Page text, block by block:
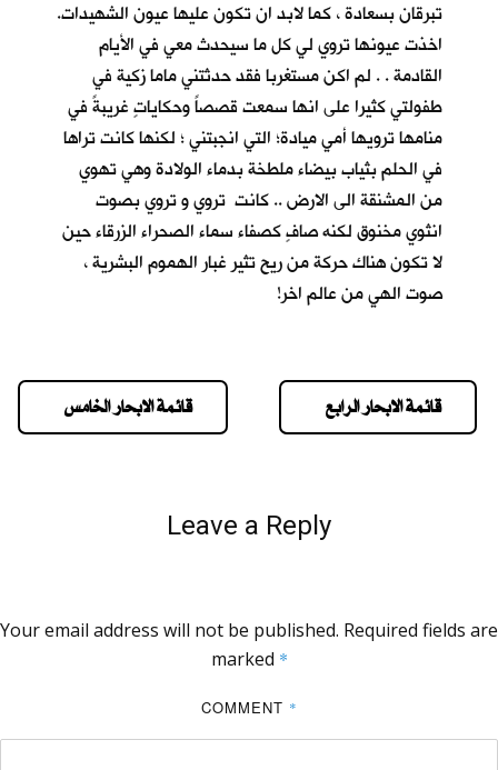
تبرقان بسعادة ، كما لابد ان تكون عليها عيون الشهيدات.
اخذت عيونها تروي لي كل ما سيحدث معي في الأيام
القادمة . . لم اكن مستغربا فقد حدثتني ماما زكية في
طفولتي كثيرا على انها سمعت قصصاً وحكاياتٍ غريبةً في
منامها ترويها أمي ميادة؛ التي انجبتني ؛ لكنها كانت تراها
في الحلم بثياب بيضاء ملطخة بدماء الولادة وهي تهوي
من المشنقة الى الارض .. كانت تروي و تروي بصوت
انثوي مخنوق لكنه صافٍ كصفاء سماء الصحراء الزرقاء حين
لا تكون هناك حركة من ريح تثير غبار الهموم البشرية ،
صوت الهي من عالم اخر!
قائمة الابحار الخامس قائمة الابحار الرابع
Leave a Reply
Your email address will not be published. Required fields are
marked *
COMMENT *